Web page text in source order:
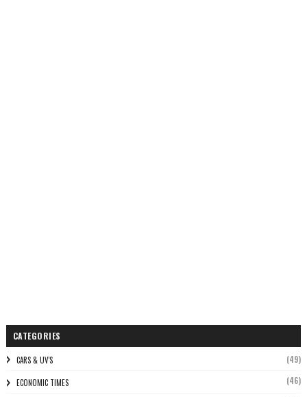
CATEGORIES
CARS & UV'S (49)
ECONOMIC TIMES (46)